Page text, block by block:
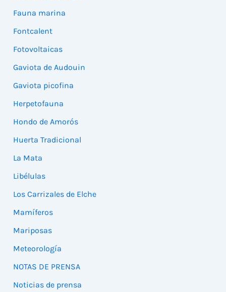
Fauna marina
Fontcalent
Fotovoltaicas
Gaviota de Audouin
Gaviota picofina
Herpetofauna
Hondo de Amorós
Huerta Tradicional
La Mata
Libélulas
Los Carrizales de Elche
Mamíferos
Mariposas
Meteorología
NOTAS DE PRENSA
Noticias de prensa